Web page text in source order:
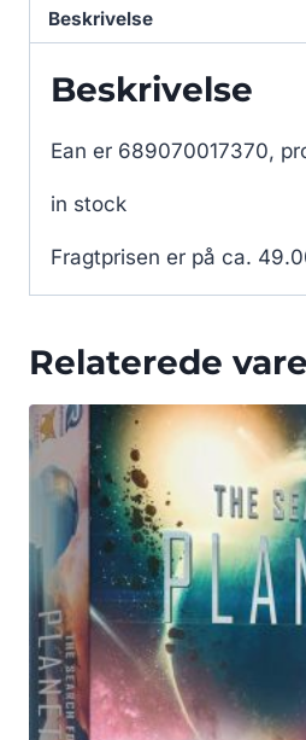
Beskrivelse
Beskrivelse
Ean er 689070017370,
in stock
Fragtprisen er på ca.
Relaterede